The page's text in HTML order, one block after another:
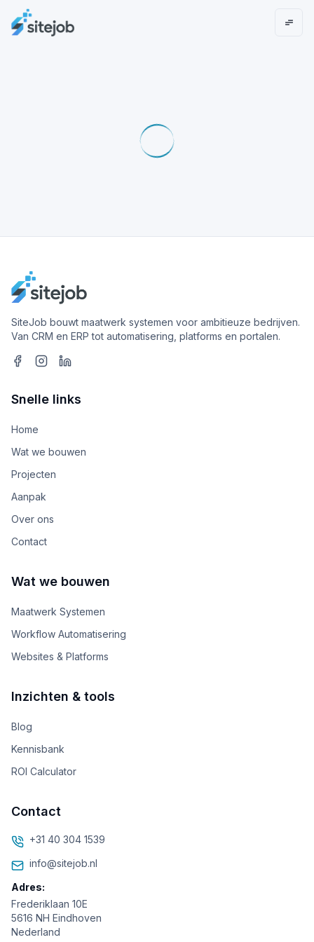
SiteJob bouwt maatwerk systemen voor ambitieuze bedrijven.
Van CRM en ERP tot automatisering, platforms en portalen.
Snelle links
Home
Wat we bouwen
Projecten
Aanpak
Over ons
Contact
Wat we bouwen
Maatwerk Systemen
Workflow Automatisering
Websites & Platforms
Inzichten & tools
Blog
Kennisbank
ROI Calculator
Contact
+31 40 304 1539
info@sitejob.nl
Adres:
Frederiklaan 10E
5616 NH Eindhoven
Nederland